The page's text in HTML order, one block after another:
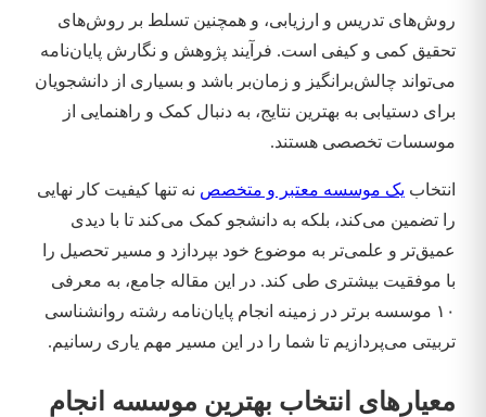
روش‌های تدریس و ارزیابی، و همچنین تسلط بر روش‌های
تحقیق کمی و کیفی است. فرآیند پژوهش و نگارش پایان‌نامه
می‌تواند چالش‌برانگیز و زمان‌بر باشد و بسیاری از دانشجویان
برای دستیابی به بهترین نتایج، به دنبال کمک و راهنمایی از
موسسات تخصصی هستند.
انتخاب یک موسسه معتبر و متخصص نه تنها کیفیت کار نهایی
را تضمین می‌کند، بلکه به دانشجو کمک می‌کند تا با دیدی
عمیق‌تر و علمی‌تر به موضوع خود بپردازد و مسیر تحصیل را
با موفقیت بیشتری طی کند. در این مقاله جامع، به معرفی
۱۰ موسسه برتر در زمینه انجام پایان‌نامه رشته روانشناسی
تربیتی می‌پردازیم تا شما را در این مسیر مهم یاری رسانیم.
معیارهای انتخاب بهترین موسسه انجام